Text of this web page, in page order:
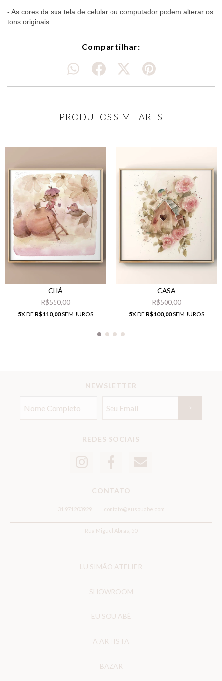
- As cores da sua tela de celular ou computador podem alterar os
tons originais.
Compartilhar:
PRODUTOS SIMILARES
CHÁ
R$550,00
5X DE R$110,00SEM JUROS
CASA
R$500,00
5X DE R$100,00SEM JUROS
NEWSLETTER
REDES SOCIAIS
CONTATO
31 971203929 contato@eusouabe.com
Rua Miguel Abras, 50
LU SIMÃO ATELIER
SHOWROOM
EU SOU ABÊ
A ARTISTA
BAZAR